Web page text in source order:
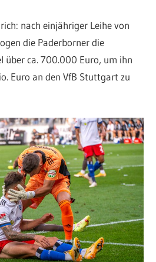
nach einjähriger Leihe von
die Paderborner die
über ca. 700.000 Euro, um ihn
Euro an den VfB Stuttgart zu